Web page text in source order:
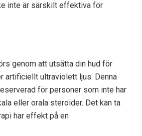
inte är särskilt effektiva för
genom att utsätta din hud för
artificiellt ultraviolett ljus. Denna
för personer som inte har
eller orala steroider. Det kan ta
har effekt på en